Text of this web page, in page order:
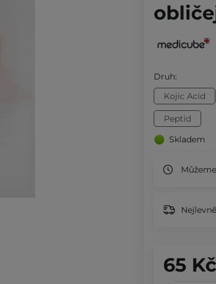
Druh:
Kojic Acid
Peptid
Skladem
65 Kč